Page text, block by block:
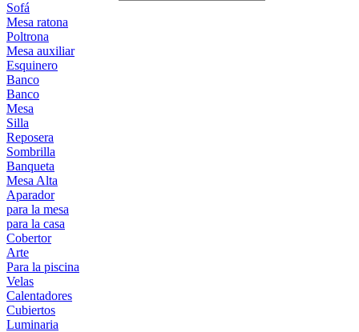
Sofá
Mesa ratona
Poltrona
Mesa auxiliar
Esquinero
Banco
Banco
Mesa
Silla
Reposera
Sombrilla
Banqueta
Mesa Alta
Aparador
para la mesa
para la casa
Cobertor
Arte
Para la piscina
Velas
Calentadores
Cubiertos
Luminaria